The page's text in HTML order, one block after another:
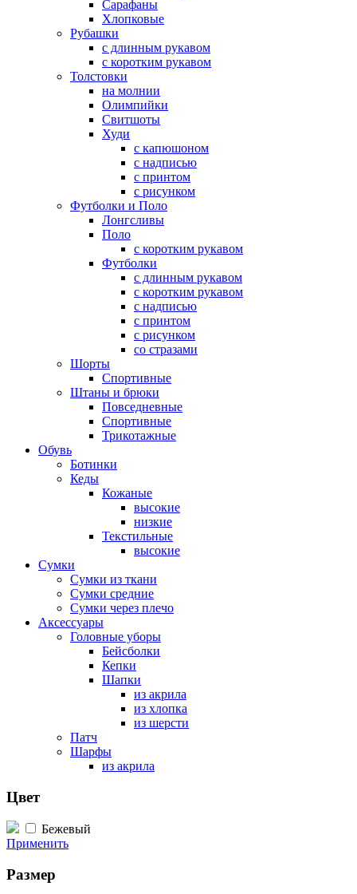
Сарафаны
Хлопковые
Рубашки
с длинным рукавом
с коротким рукавом
Толстовки
на молнии
Олимпийки
Свитшоты
Худи
с капюшоном
с надписью
с принтом
с рисунком
Футболки и Поло
Лонгсливы
Поло
с коротким рукавом
Футболки
с длинным рукавом
с коротким рукавом
с надписью
с принтом
с рисунком
со стразами
Шорты
Спортивные
Штаны и брюки
Повседневные
Спортивные
Трикотажные
Обувь
Ботинки
Кеды
Кожаные
высокие
низкие
Текстильные
высокие
Сумки
Сумки из ткани
Сумки средние
Сумки через плечо
Аксессуары
Головные уборы
Бейсболки
Кепки
Шапки
из акрила
из хлопка
из шерсти
Патч
Шарфы
из акрила
Цвет
Бежевый
Применить
Размер